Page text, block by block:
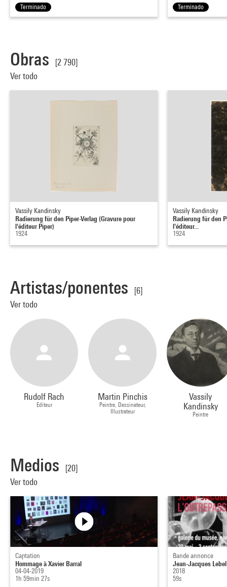
Terminado
Terminado
Obras
[2 790]
Ver todo
Vassily Kandinsky
Radierung für den Piper-Verlag (Gravure pour
l'éditeur Piper)
1924
Vassily Kandinsky
Radierung für den
l'éditeur...
1924
Artistas/ponentes
[6]
Ver todo
Rudolf Rach
Editeur
Martin Pinchis
Peintre, Dessinateur,
Illustrateur
Vassily
Kandinsky
Peintre
Medios
[20]
Ver todo
Captation
Hommage à Xavier Barral
04-04-2019
1h 59min 27s
Bande annonce
Jean-Jacques
2018
59s